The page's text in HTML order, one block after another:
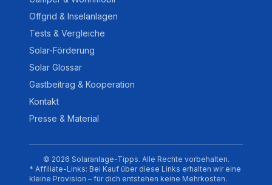
Offgrid & Inselanlagen
Tests & Vergleiche
Solar-Förderung
Solar Glossar
Gastbeitrag & Kooperation
Kontakt
Presse & Material
© 2026 Solaranlage-Tipps. Alle Rechte vorbehalten.
* Affiliate-Links: Bei Kauf über diese Links erhalten wir eine
kleine Provision – für dich entstehen keine Mehrkosten.